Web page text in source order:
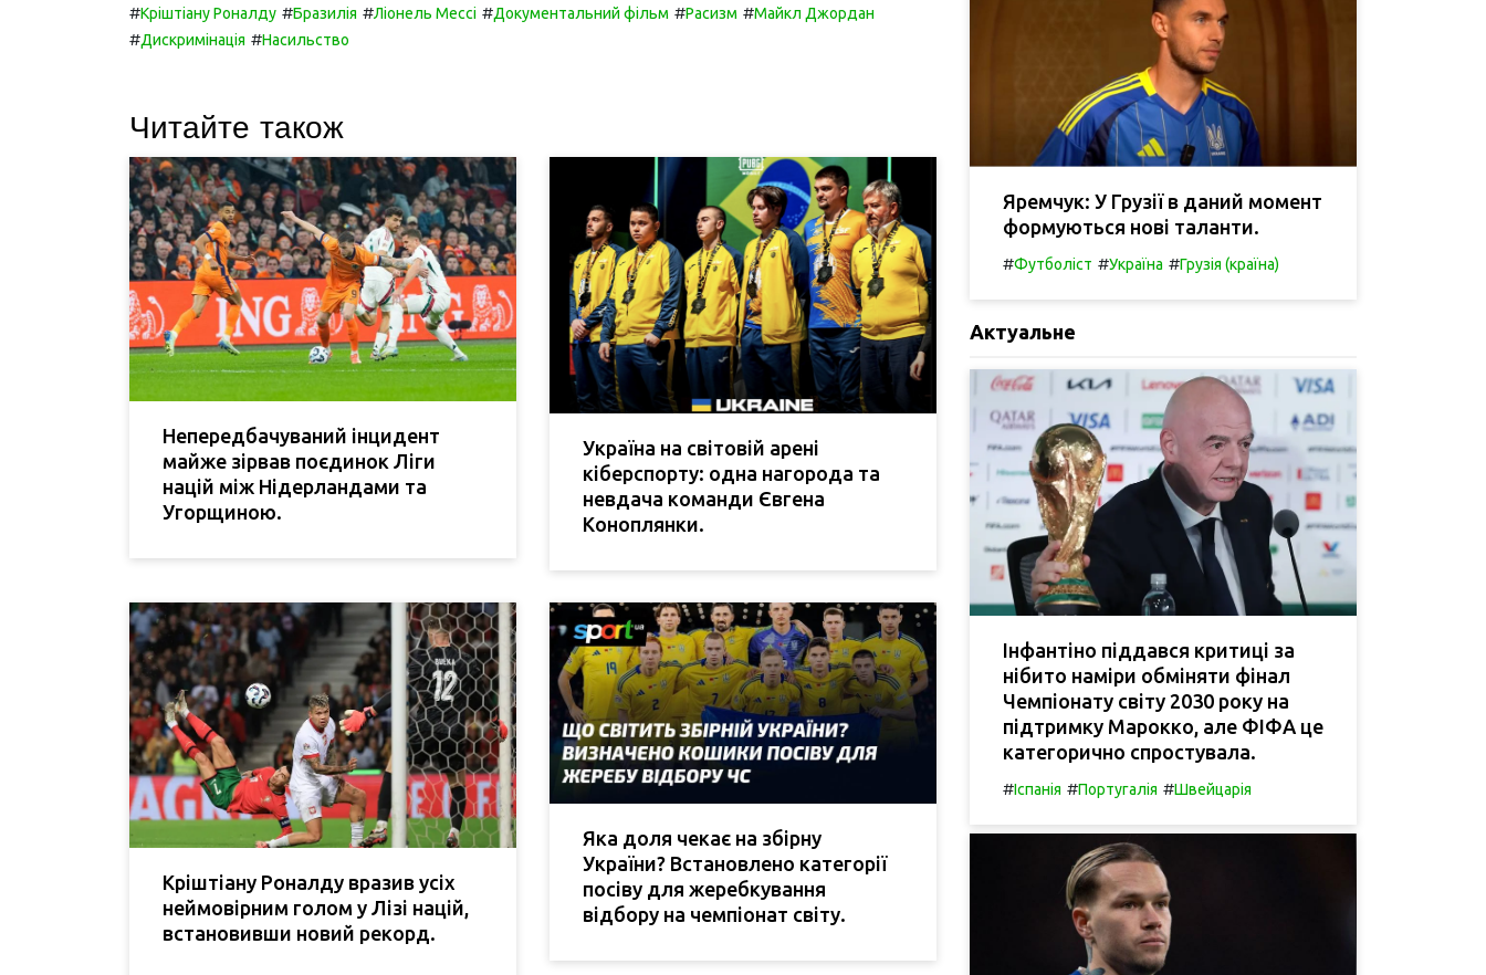
#Кріштіану Роналду #Бразилія #Ліонель Мессі #Документальний фільм #Расизм #Майкл Джордан
#Дискримінація #Насильство
Читайте також
Непередбачуваний інцидент
майже зірвав поєдинок Ліги
націй між Нідерландами та
Угорщиною.
Україна на світовій арені
кіберспорту: одна нагорода та
невдача команди Євгена
Коноплянки.
Кріштіану Роналду вразив усіх
неймовірним голом у Лізі націй,
встановивши новий рекорд.
Яка доля чекає на збірну
України? Встановлено категорії
посіву для жеребкування
відбору на чемпіонат світу.
Яремчук: У Грузії в даний момент
формуються нові таланти.
#Футболіст #Україна #Грузія (країна)
Актуальне
Інфантіно піддався критиці за
нібито наміри обміняти фінал
Чемпіонату світу 2030 року на
підтримку Марокко, але ФІФА це
категорично спростувала.
#Іспанія #Португалія #Швейцарія